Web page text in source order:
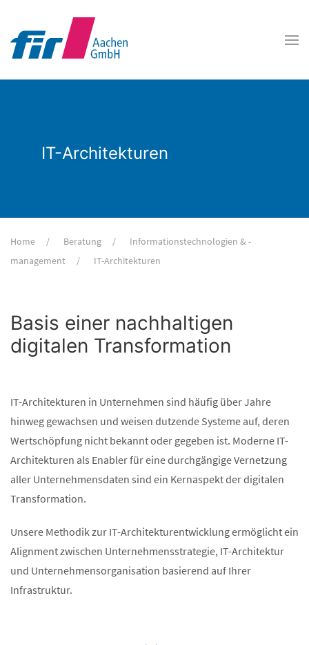
IT-Architekturen
Home Beratung
Informationstechnologien & -
management
IT-Architekturen
Basis einer nachhaltigen
digitalen Transformation
IT-Architekturen in Unternehmen sind häufig über Jahre
hinweg gewachsen und weisen dutzende Systeme auf, deren
Wertschöpfung nicht bekannt oder gegeben ist. Moderne IT-
Architekturen als Enabler für eine durchgängige Vernetzung
aller Unternehmensdaten sind ein Kernaspekt der digitalen
Transformation.
Unsere Methodik zur IT-Architekturentwicklung ermöglicht ein
Alignment zwischen Unternehmensstrategie, IT-Architektur
und Unternehmensorganisation basierend auf Ihrer
Infrastruktur.